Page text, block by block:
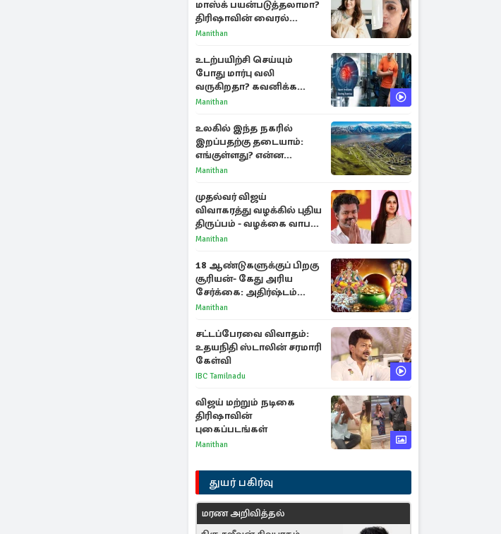
மாஸ்க் பயன்படுத்தலாமா?
திரிஷாவின் வைரல்
செல்ஃபிக்கு மருத்துவர்
Manithan
உடற்பயிற்சி செய்யும்
போது மார்பு வலி
வருகிறதா? கவனிக்க
வேண்டிய எச்சரிக்கை
Manithan
உலகில் இந்த நகரில்
இறப்பதற்கு தடையாம்:
எங்குள்ளது? என்ன
காரணம் தெரியுமா?
Manithan
முதல்வர் விஜய்
விவாகரத்து வழக்கில் புதிய
திருப்பம் - வழக்கை வாபஸ்
பெற்ற சங்கீதா!
Manithan
18 ஆண்டுகளுக்குப் பிறகு
சூரியன்- கேது அரிய
சேர்க்கை: அதிர்ஷ்டம்
பெறும் 3 ராசிகள்!
Manithan
சட்டப்பேரவை விவாதம்:
உதயநிதி ஸ்டாலின் சரமாரி
கேள்வி
IBC Tamilnadu
விஜய் மற்றும் நடிகை
திரிஷாவின்
புகைப்படங்கள்
Manithan
துயர் பகிர்வு
மரண அறிவித்தல்